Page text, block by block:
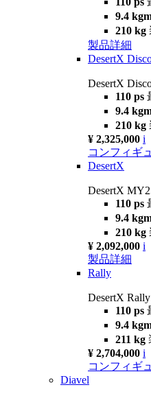
9.4
210 kg
製品詳細
DesertX
DesertX
110 ps
9.4
210 kg
¥ 2,325,000 i
コンフィギ
DesertX
DesertX
110 ps
9.4
210 kg
¥ 2,092,000 i
製品詳細
Rally
DesertX Rally
110 ps
9.4
211 kg
¥ 2,704,000 i
コンフィギ
Diavel